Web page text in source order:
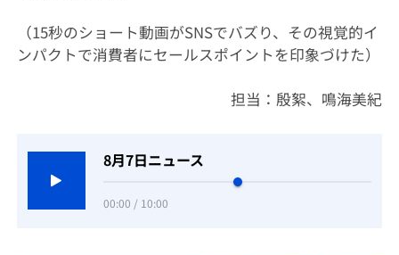
（15秒のショート動画がSNSでバズり、その視覚的イ
ンパクトで消費者にセールスポイントを印象づけた）
担当：殷絮、鳴海美紀
8月7日ニュース
00:00 / 10:00